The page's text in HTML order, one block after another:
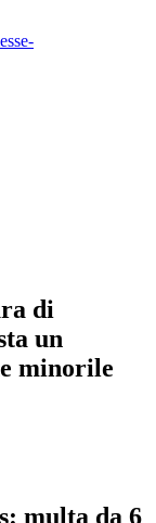
di
un
minorile
multa da 6